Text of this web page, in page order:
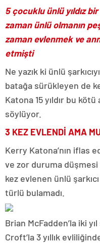
5 çocuklu ünlü yıldız
zaman ünlü olmanın
zaman evlenmek ve
etmişti
Ne yazık ki ünlü
batağa sürükleyen de
Katona 15 yıldır bu
söylüyor.
3 KEZ EVLENDİ AMA
Kerry Katona’nın iflas
ve zor duruma
kez evlenen ünlü
türlü bulamadı.
Brian McFadden’la iki
Croft’la 3 yıllık